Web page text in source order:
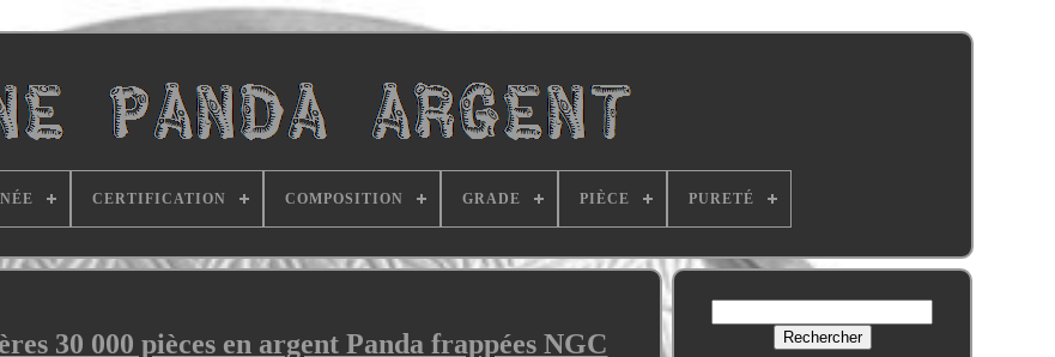
CERTIFICATION COMPOSITION GRADE PIÈCE PURETÉ
30 000 pièces en argent Panda frappées NGC